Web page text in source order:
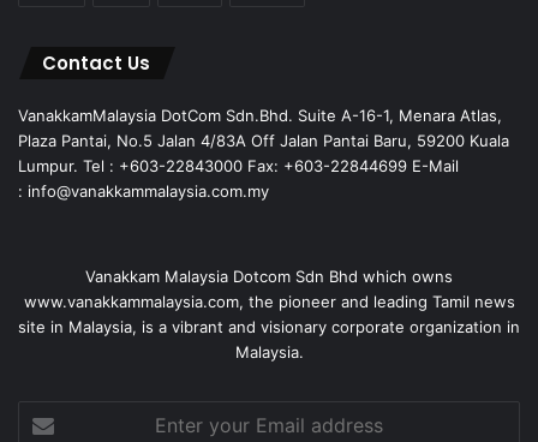
Contact Us
VanakkamMalaysia DotCom Sdn.Bhd. Suite A-16-1, Menara Atlas,
Plaza Pantai, No.5 Jalan 4/83A Off Jalan Pantai Baru, 59200 Kuala
Lumpur. Tel : +603-22843000 Fax: +603-22844699 E-Mail
: info@vanakkammalaysia.com.my
Vanakkam Malaysia Dotcom Sdn Bhd which owns
www.vanakkammalaysia.com, the pioneer and leading Tamil news
site in Malaysia, is a vibrant and visionary corporate organization in
Malaysia.
your